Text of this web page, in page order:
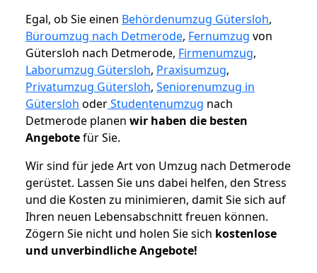
Egal, ob Sie einen Behördenumzug Gütersloh,
Büroumzug nach Detmerode, Fernumzug von
Gütersloh nach Detmerode, Firmenumzug,
Laborumzug Gütersloh, Praxisumzug,
Privatumzug Gütersloh, Seniorenumzug in
Gütersloh oderStudentenumzug nach
Detmerode planen wir haben die besten
Angebotefür Sie.
Wir sind für jede Art von Umzug nach Detmerode
gerüstet. Lassen Sie uns dabei helfen, den Stress
und die Kosten zu minimieren, damit Sie sich auf
Ihren neuen Lebensabschnitt freuen können.
Zögern Sie nicht und holen Sie sich kostenlose
und unverbindliche Angebote!